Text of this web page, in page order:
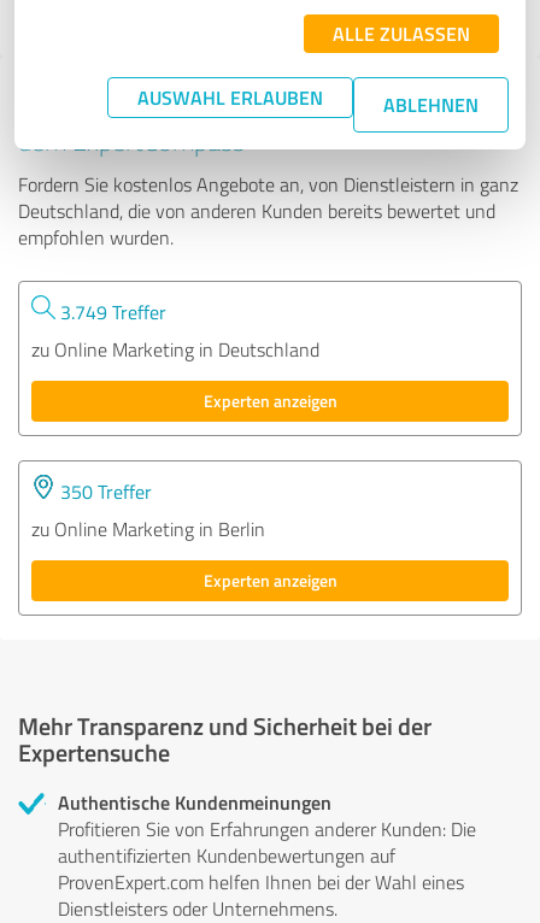
ALLE ZULASSEN
AUSWAHL ERLAUBEN ABLEHNEN
Tipp: Die passenden Experten finden - mit
dem ExpertCompass
Fordern Sie kostenlos Angebote an, von Dienstleistern in ganz
Deutschland, die von anderen Kunden bereits bewertet und
empfohlen wurden.
3.749 Treffer
zu Online Marketing in Deutschland
Experten anzeigen
350 Treffer
zu Online Marketing in Berlin
Experten anzeigen
Mehr Transparenz und Sicherheit bei der
Expertensuche
Authentische Kundenmeinungen
Profitieren Sie von Erfahrungen anderer Kunden: Die
authentifizierten Kundenbewertungen auf
ProvenExpert.com helfen Ihnen bei der Wahl eines
Dienstleisters oder Unternehmens.